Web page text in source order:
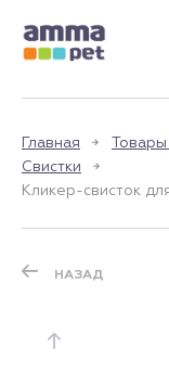
Главная Товары
Свистки
Кликер-свисток
НАЗАД